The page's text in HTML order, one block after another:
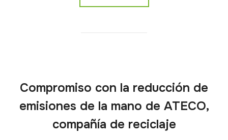
Compromiso con la reducción de
emisiones de la mano de ATECO,
compañía de reciclaje